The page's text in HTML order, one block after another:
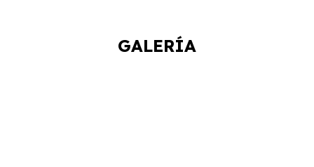
GALERÍA